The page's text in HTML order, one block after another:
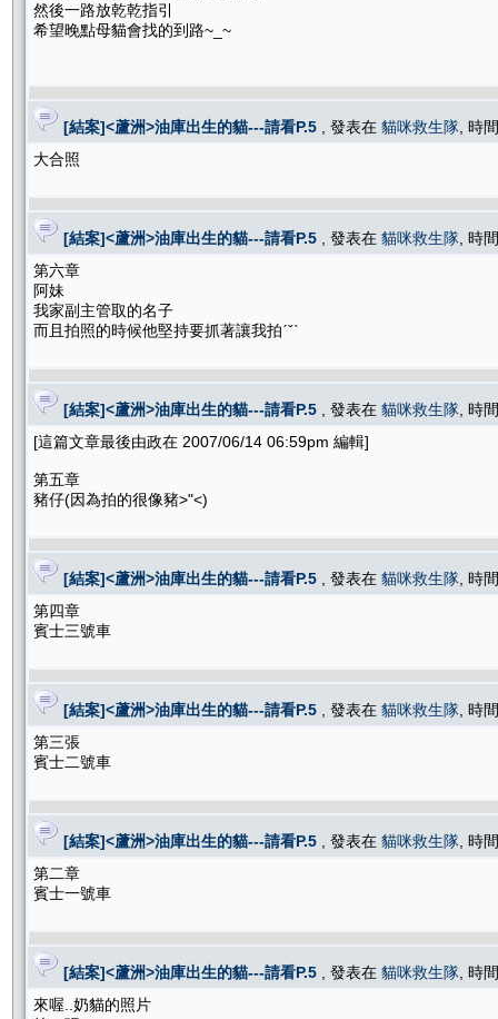
然後一路放乾乾指引
希望晚點母貓會找的到路~_~
[結案]<蘆洲>油庫出生的貓---請看P.5 , 發表在 貓咪救生隊 , 時
大合照
[結案]<蘆洲>油庫出生的貓---請看P.5 , 發表在 貓咪救生隊 , 時
第六章
阿妹
我家副主管取的名子
而且拍照的時候他堅持要抓著讓我拍ˊˇˋ
[結案]<蘆洲>油庫出生的貓---請看P.5 , 發表在 貓咪救生隊 , 時
[這篇文章最後由政在 2007/06/14 06:59pm 編輯]
第五章
豬仔(因為拍的很像豬>"<)
[結案]<蘆洲>油庫出生的貓---請看P.5 , 發表在 貓咪救生隊 , 時
第四章
賓士三號車
[結案]<蘆洲>油庫出生的貓---請看P.5 , 發表在 貓咪救生隊 , 時
第三張
賓士二號車
[結案]<蘆洲>油庫出生的貓---請看P.5 , 發表在 貓咪救生隊 , 時
第二章
賓士一號車
[結案]<蘆洲>油庫出生的貓---請看P.5 , 發表在 貓咪救生隊 , 時
來喔..奶貓的照片